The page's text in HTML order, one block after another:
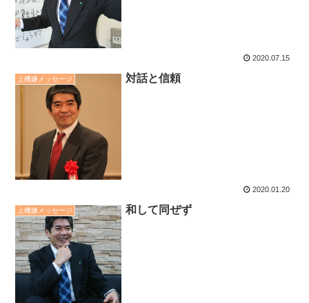
2020.07.15
上機嫌メッセージ 対話と信頼
2020.01.20
上機嫌メッセージ 和して同ぜず